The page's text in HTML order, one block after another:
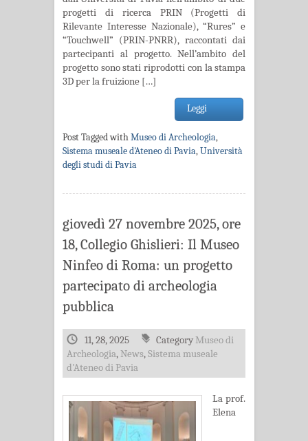
progetti di ricerca PRIN (Progetti di
Rilevante Interesse Nazionale), “Rures” e
“Touchwell” (PRIN-PNRR), raccontati dai
partecipanti al progetto. Nell’ambito del
progetto sono stati riprodotti con la stampa
3D per la fruizione […]
Leggi
Post Tagged withMuseo di Archeologia,
Sistema museale d'Ateneo di Pavia,Università
degli studi di Pavia
giovedì 27 novembre 2025, ore
18, Collegio Ghislieri: Il Museo
Ninfeo di Roma: un progetto
partecipato di archeologia
pubblica
11, 28, 2025 Category Museo di
Archeologia, News,Sistema museale
d'Ateneo di Pavia
La prof.
Elena